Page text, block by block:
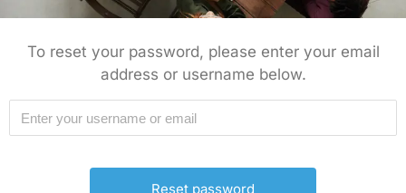
To reset your password, please enter your email
address or username below.